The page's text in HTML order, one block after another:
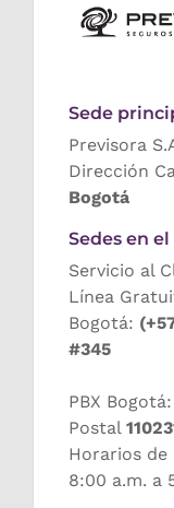
Sede
Previsora
Dirección
Bogotá
Sedes en
Servicio al
Línea
Bogotá:
#345
PBX Bogotá:
Postal
Horarios de
8:00 a.m. a